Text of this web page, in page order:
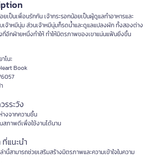
ยเป็นเพื่อนรักกัน เจ้ากระรอกน้อยเป็นผู้ดูแลทำอาหารและ
เจ้าหมีนุ่ม ส่วนเจ้าหมีนุ่มก็รดน้ำและดูแลแปลงผัก ทั้งสองต่าง
ที่อีกฝ่ายหนึ่งทำให้ ทำให้มิตรภาพของเขาแน่นแฟ้นยิ่งขึ้น
โนะ
Book
รระวัง
างจากความชื้น
สภาพดีเพื่อใช้งานได้นาน
แนะนำ
านี้สามารถช่วยเสริมสร้างมิตรภาพและความเข้าใจในความ